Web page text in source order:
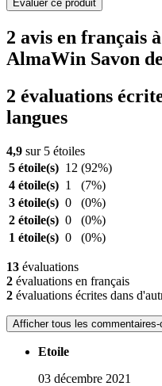
Evaluer ce produit
2 avis en français
AlmaWin Savon
2 évaluations
langues
4,9 sur 5 étoiles
5 étoile(s) 12 (92%)
4 étoile(s) 1
(7%)
3 étoile(s) 0
(0%)
2 étoile(s) 0
(0%)
1 étoile(s) 0 (0%)
13 évaluations
2 évaluations en français
2 évaluations écrites dans
Afficher tous les commentaires-
Etoile
03 décembre 2021